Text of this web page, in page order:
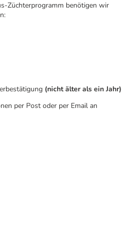
Züchterprogramm benötigen wir
(nicht älter als ein Jahr)
per Post oder per Email an